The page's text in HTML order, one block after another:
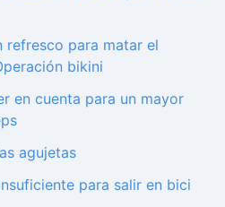
refresco para matar el
bikini
en cuenta para un mayor
agujetas
para salir en bici